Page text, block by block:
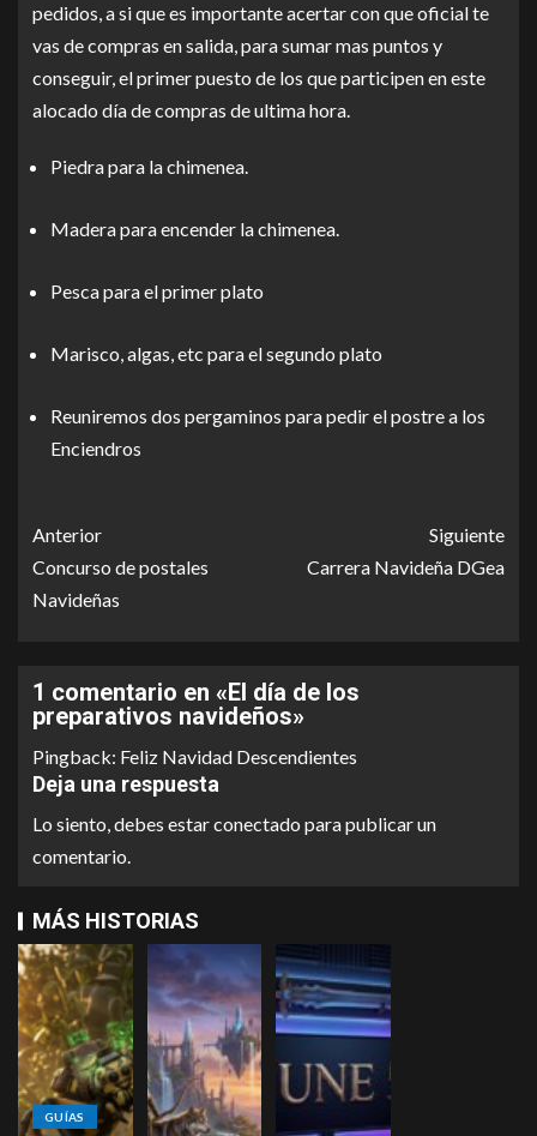
pedidos, a si que es importante acertar con que oficial te
vas de compras en salida, para sumar mas puntos y
conseguir, el primer puesto de los que participen en este
alocado día de compras de ultima hora.
Piedra para la chimenea.
Madera para encender la chimenea.
Pesca para el primer plato
Marisco, algas, etc para el segundo plato
Reuniremos dos pergaminos para pedir el postre a los
Enciendros
Anterior
Concurso de postales
Navideñas
Siguiente
Carrera Navideña DGea
1 comentario en «El día de los
preparativos navideños»
Pingback: Feliz Navidad Descendientes
Deja una respuesta
Lo siento, debes estarconectado para publicar un
comentario.
MÁS HISTORIAS
GUÍAS